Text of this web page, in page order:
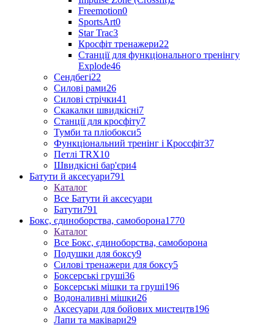
Freemotion0
SportsArt0
Star Trac3
Кросфіт тренажери22
Станції для функціонального тренінгу
Explode46
Сендбегі22
Силові рами26
Силові стрічки41
Скакалки швидкісні7
Станції для кросфіту7
Тумби та пліобокси5
Функціональний тренінг і Кроссфіт37
Петлі TRX10
Швидкісні бар'єри4
Батути й аксесуари791
Каталог
Все Батути й аксесуари
Батути791
Бокс, єдиноборства, самоборона1770
Каталог
Все Бокс, єдиноборства, самоборона
Подушки для боксу9
Силові тренажери для боксу5
Боксерські груші36
Боксерські мішки та груші196
Водоналивні мішки26
Аксесуари для бойових мистецтв196
Лапи та маківари29